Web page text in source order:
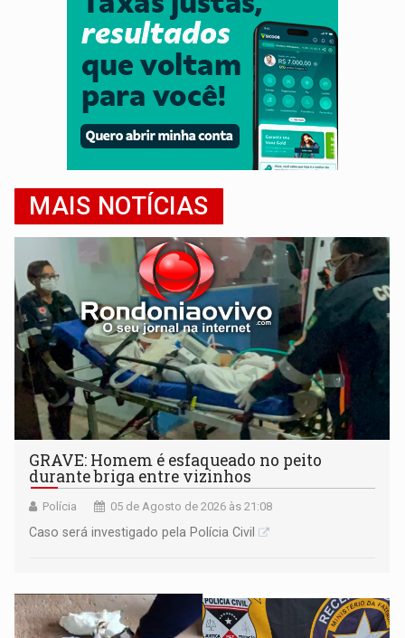
MAIS NOTÍCIAS
GRAVE: Homem é esfaqueado no peito
durante briga entre vizinhos
Polícia 05 de Agosto de 2026 às 21:08
Caso será investigado pela Polícia Civil